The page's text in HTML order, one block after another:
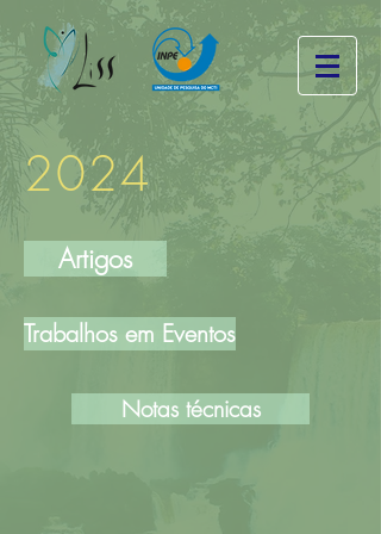
2024
Artigos
Trabalhos em Eventos
Notas técnicas